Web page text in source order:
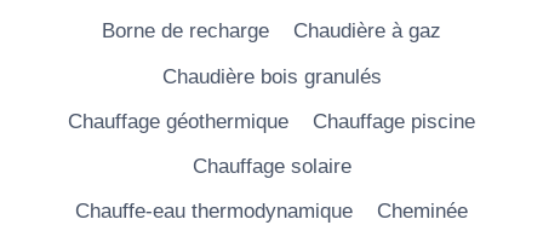
Borne de recharge
Chaudière à gaz
Chaudière bois granulés
Chauffage géothermique
Chauffage piscine
Chauffage solaire
Chauffe-eau thermodynamique
Cheminée